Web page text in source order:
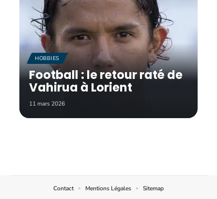
HOBBIES
Football : le retour raté de
Vahirua à Lorient
11 mars 2026
Contact Mentions Légales Sitemap